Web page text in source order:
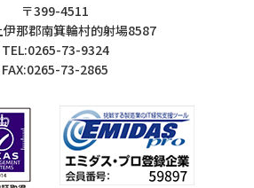
〒399-4511
那郡南箕輪村的射場8587
TEL:0265-73-9324
FAX:0265-73-2865